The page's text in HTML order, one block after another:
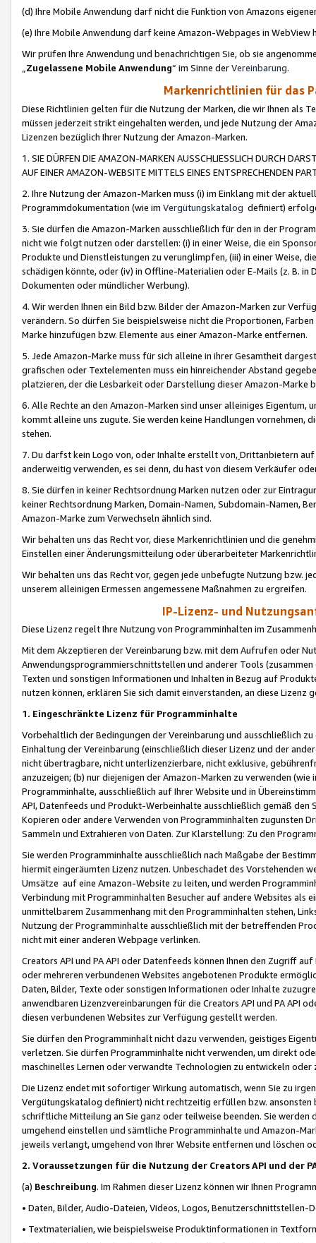
(d) Ihre Mobile Anwendung darf nicht die Funktion von Amazons
(e) Ihre Mobile Anwendung darf keine Amazon-Webpages in WebView
Wir prüfen Ihre Anwendung und benachrichtigen Sie, ob sie
„Zugelassene Mobile Anwendung“ im Sinne derVereinbarung.
Markenrichtlinien für das
Diese Richtlinien gelten für die Nutzung der Marken, die wir Ihnen als
müssen jederzeit strikt eingehalten werden, und jede Nutzung der
Lizenzen bezüglich Ihrer Nutzung der Amazon-Marken.
1. SIE DÜRFEN DIE AMAZON-MARKEN AUSSCHLIESSLICH DURCH
AUF EINER AMAZON-WEBSITE MITTELS EINES ENTSPRECHENDEN
2. Ihre Nutzung der Amazon-Marken muss (i) im Einklang mit der
Programmdokumentation (wie im Vergütungskatalog definiert)
3. Sie dürfen die Amazon-Marken ausschließlich für den in der
nicht wie folgt nutzen oder darstellen: (i) in einer Weise, die ein
Produkte und Dienstleistungen zu verunglimpfen, (iii) in einer Weise,
schädigen könnte, oder (iv) in Offline-Materialien oder E-Mails (z. B. in
Dokumenten oder mündlicher Werbung).
4. Wir werden Ihnen ein Bild bzw. Bilder der Amazon-Marken zur
verändern. So dürfen Sie beispielsweise nicht die Proportionen,
Marke hinzufügen bzw. Elemente aus einer Amazon-Marke entfernen.
5. Jede Amazon-Marke muss für sich alleine in ihrer Gesamtheit
grafischen oder Textelementen muss ein hinreichender Abstand
platzieren, der die Lesbarkeit oder Darstellung dieser Amazon-Marke
6. Alle Rechte an den Amazon-Marken sind unser alleiniges
kommt alleine uns zugute. Sie werden keine Handlungen vornehmen,
stehen.
7. Du darfst kein Logo von, oder Inhalte erstellt von,Drittanbietern auf
anderweitig verwenden, es sei denn, du hast von diesem Verkäufer
8. Sie dürfen in keiner Rechtsordnung Marken nutzen oder zur
keiner Rechtsordnung Marken, Domain-Namen, Subdomain-Namen,
Amazon-Marke zum Verwechseln ähnlich sind.
Wir behalten uns das Recht vor, diese Markenrichtlinien und die
Einstellen einer Änderungsmitteilung oder überarbeiteter
Wir behalten uns das Recht vor, gegen jede unbefugte Nutzung bzw.
unserem alleinigen Ermessen angemessene Maßnahmen zu ergreifen.
IP-Lizenz- und
Diese Lizenz regelt Ihre Nutzung von Programminhalten im
Mit dem Akzeptieren der Vereinbarung bzw. mit dem Aufrufen oder
Anwendungsprogrammierschnittstellen und anderer Tools (zusammen
Texten und sonstigen Informationen und Inhalten in Bezug auf
nutzen können, erklären Sie sich damit einverstanden, an diese Lizenz
1. Eingeschränkte Lizenz für Programminhalte
Vorbehaltlich der Bedingungen der Vereinbarung und ausschließlich
Einhaltung der Vereinbarung (einschließlich dieser Lizenz und der
nicht übertragbare, nicht unterlizenzierbare, nicht exklusive,
anzuzeigen; (b) nur diejenigen der Amazon-Marken zu verwenden
Programminhalte, ausschließlich auf Ihrer Website und in
API, Datenfeeds und Produkt-Werbeinhalte ausschließlich gemäß
Kopieren oder andere Verwenden von Programminhalten zugunsten
Sammeln und Extrahieren von Daten. Zur Klarstellung: Zu den
Sie werden Programminhalte ausschließlich nach Maßgabe der
hiermit eingeräumten Lizenz nutzen. Unbeschadet des Vorstehenden
Umsätze auf eine Amazon-Website zu leiten, und werden
Verbindung mit Programminhalten Besucher auf andere Websites als
unmittelbarem Zusammenhang mit den Programminhalten stehen,
Nutzung der Programminhalte ausschließlich mit der betreffenden
nicht mit einer anderen Webpage verlinken.
Creators API und PA API oder Datenfeeds können Ihnen den Zugriff
oder mehreren verbundenen Websites angebotenen Produkte
Daten, Bilder, Texte oder sonstigen Informationen oder Inhalte
anwendbaren Lizenzvereinbarungen für die Creators API und PA API
diesen verbundenen Websites zur Verfügung gestellt werden.
Sie dürfen den Programminhalt nicht dazu verwenden, geistiges
verletzen. Sie dürfen Programminhalte nicht verwenden, um direkt
maschinelles Lernen oder verwandte Technologien zu entwickeln
Die Lizenz endet mit sofortiger Wirkung automatisch, wenn Sie zu
Vergütungskatalog definiert) nicht rechtzeitig erfüllen bzw. ansonsten
schriftliche Mitteilung an Sie ganz oder teilweise beenden. Sie werden
umgehend einstellen und sämtliche Programminhalte und Amazon-
jeweils verlangt, umgehend von Ihrer Website entfernen und löschen
2. Voraussetzungen für die Nutzung der Creators API und der
(a) Beschreibung. Im Rahmen dieser Lizenz können wir Ihnen
• Daten, Bilder, Audio-Dateien, Videos, Logos, Benutzerschnittstellen-
• Textmaterialien, wie beispielsweise Produktinformationen in